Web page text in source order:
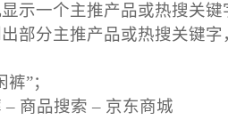
示一个主推产品或热搜关
部分主推产品或热搜关键
”；
商品搜索 – 京东商城